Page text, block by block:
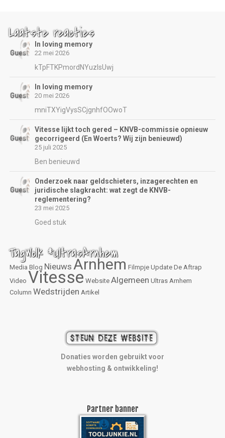
Laatste reacties
In loving memory
22 mei 2026
kTpFTKPmordNYuzIsUwj
In loving memory
20 mei 2026
mniTXYigVysSCjgnhfOOwoT
Vitesse lijkt toch gered – KNVB-commissie opnieuw
gecorrigeerd (En Woerts? Wij zijn benieuwd)
25 juli 2025
Ben benieuwd
Onderzoek naar geldschieters, inzagerechten en
juridische slagkracht: wat zegt de KNVB-
reglementering?
23 mei 2025
Goed stuk
TagWolk #UltrasArnhem
Media Blog Nieuws Arnhem Filmpje Update De Aftrap
Video Vitesse Website Algemeen Ultras Arnhem
Column Wedstrijden Artikel
Donaties worden gebruikt voor
webhosting & ontwikkeling!
Partner banner